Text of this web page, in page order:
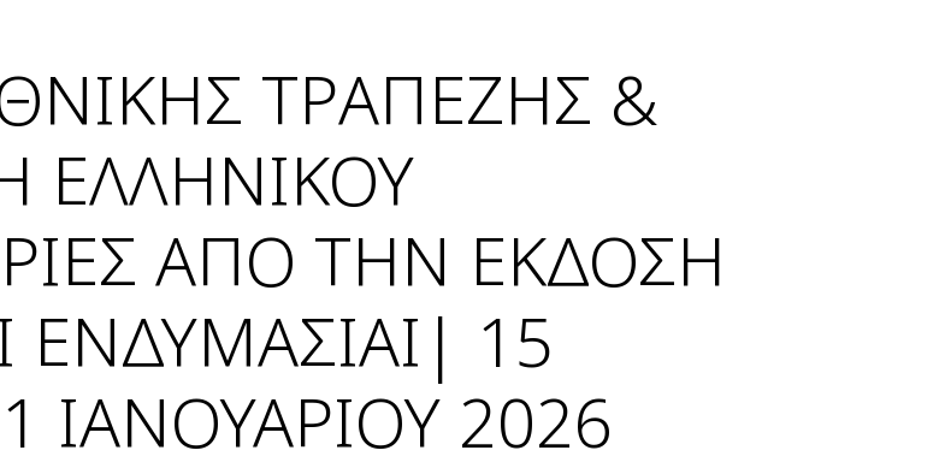
ΤΡΑΠΕΖΗΣ &
ΕΛΛΗΝΙΚΟΥ
ΑΠΟ ΤΗΝ ΕΚΔΟΣΗ
ΕΝΔΥΜΑΣΙΑΙ| 15
ΙΑΝΟΥΑΡΙΟΥ 2026